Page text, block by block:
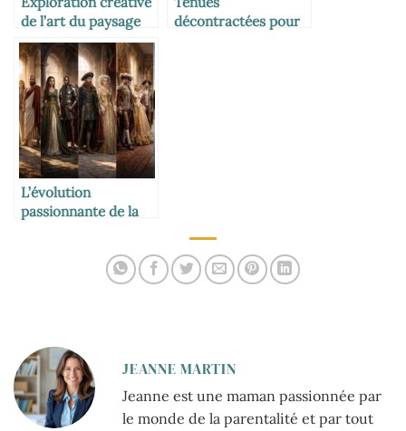
de l’art du paysage
urbain
décontractées pour
L’évolution
passionnante de la
JEANNE MARTIN
Jeanne est une maman passionnée par
le monde de la parentalité et par tout